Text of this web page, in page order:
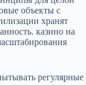
объекты с
хранят
казино на
регулярные